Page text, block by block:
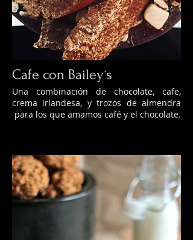
Cafe con Bailey´s
Una combinación de chocolate, cafe,
crema irlandesa, y trozos de almendra
para los que amamos café y el chocolate.